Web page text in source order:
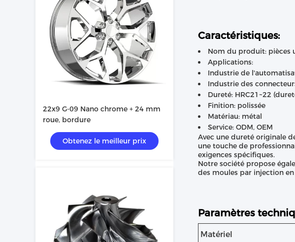
22x9 G-09 Nano chrome + 24 mm
roue, bordure
Obtenez le meilleur prix
Caractéristiques:
Nom du produit: pièces
Applications:
Industrie de
Industrie des
Dureté: HRC21~22
Finition: polissée
Matériau: métal
Service: ODM, OEM
Avec une dureté originale
une touche de
exigences spécifiques.
Notre société propose
des moules par injection
Paramètres
Matériel